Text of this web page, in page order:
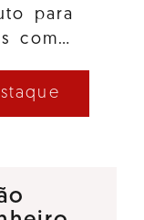
para
com…